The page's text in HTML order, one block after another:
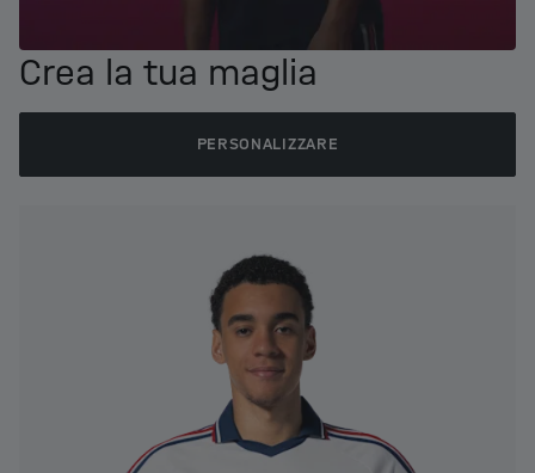
Crea la tua maglia
PERSONALIZZARE